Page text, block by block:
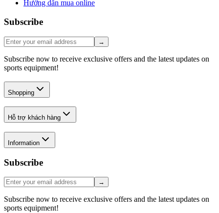
Hướng dẫn mua online
Subscribe
→
Subscribe now to receive exclusive offers and the latest updates on
sports equipment!
Shopping
Hỗ trợ khách hàng
Information
Subscribe
→
Subscribe now to receive exclusive offers and the latest updates on
sports equipment!